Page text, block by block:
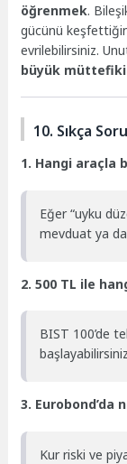
öğrenmek.
gücünü
evrilebilirsiniz.
büyük
10. Sıkça
1. Hangi araçla
Eğer “uyku
mevduat ya da
2. 500 TL ile
BIST 100’de
3. Eurobond’da
Kur riski ve